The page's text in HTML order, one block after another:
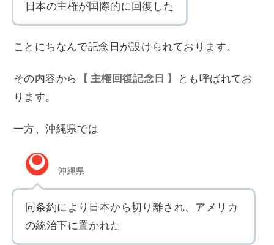
日本の主権が国際的に回復した
ことにちなんで記念日が設けられております。
その内容から 主権回復記念日
とも呼ばれてお
ります。
一方、沖縄県では
沖縄県
同条約により日本から切り離され、アメリカ
の統治下に置かれた